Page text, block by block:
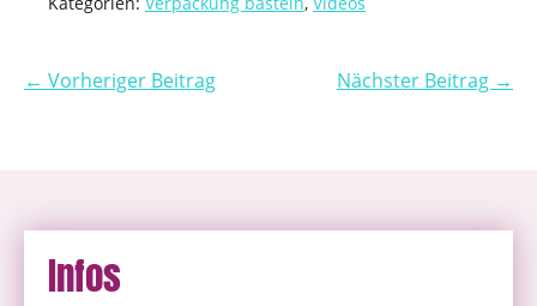
← Vorheriger Beitrag Nächster Beitrag →
Infos